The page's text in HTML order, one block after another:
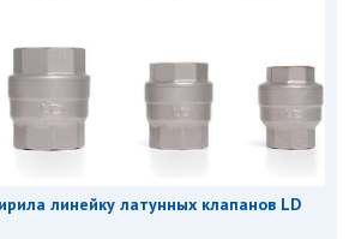
линейку латунных клапанов LD